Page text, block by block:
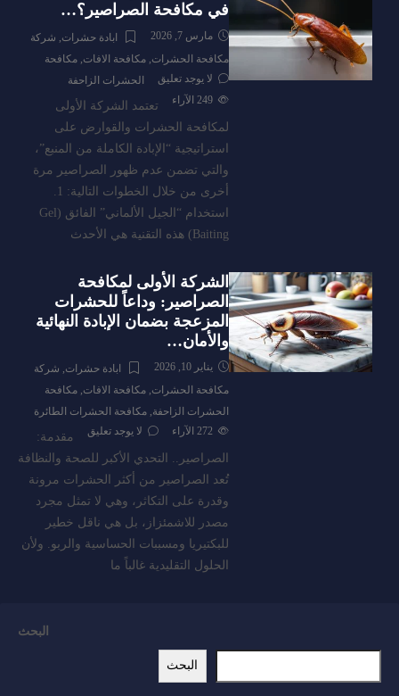
في مكافحة الصراصير؟…
مارس 7, 2026 ابادة حشرات, شركة
مكافحة الحشرات,مكافحة الافات,مكافحة
الحشرات الزاحفة
لا يوجد تعليق
249
الآراء
تعتمد الشركة الأولى
لمكافحة الحشرات والقوارض على
استراتيجية “الإبادة الكاملة من المنبع”،
والتي تضمن عدم ظهور الصراصير مرة
أخرى من خلال الخطوات التالية: 1.
استخدام “الجيل الألماني” الفائق (Gel
Baiting) هذه التقنية هي الأحدث
الشركة الأولى لمكافحة
الصراصير: وداعاً للحشرات
المزعجة بضمان الإبادة النهائية
والأمان…
يناير 10, 2026 ابادة حشرات, شركة
مكافحة الحشرات,مكافحة الافات,مكافحة
الحشرات الزاحفة,مكافحة الحشرات الطائرة
لا يوجد تعليق
272 الآراء
مقدمة:
الصراصير.. التحدي الأكبر للصحة والنظافة
تُعد الصراصير من أكثر الحشرات مرونة
وقدرة على التكاثر، وهي لا تمثل مجرد
مصدر للاشمئزاز، بل هي ناقل خطير
للبكتيريا ومسببات الحساسية والربو. ولأن
الحلول التقليدية غالباً ما
البحث
البحث